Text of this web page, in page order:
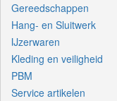
Gereedschappen
Hang- en Sluitwerk
IJzerwaren
Kleding en veiligheid
PBM
Service artikelen